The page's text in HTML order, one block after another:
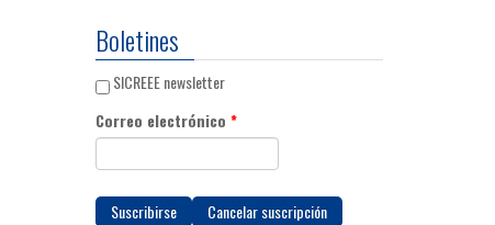
Boletines
SICREEE newsletter
Correo electrónico *